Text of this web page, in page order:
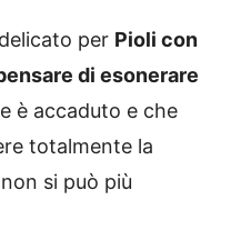
per Pioli con
di esonerare
è accaduto e che
totalmente la
si può più